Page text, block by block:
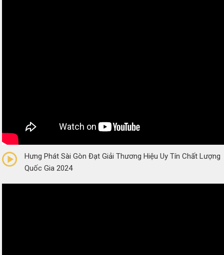
(0 Reviews)
Hưng Phát Sài Gòn Đạt Giải Thương Hiệu Uy Tín Chất Lượng
Quốc Gia 2024